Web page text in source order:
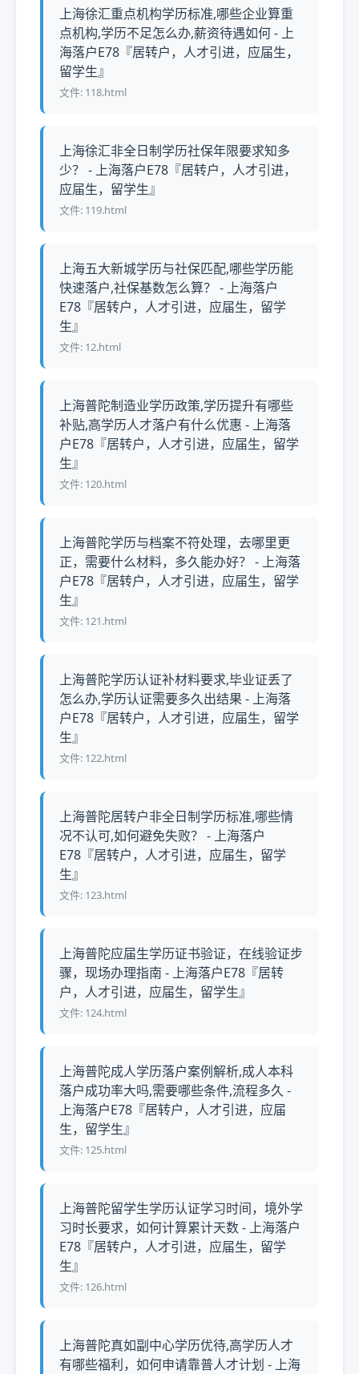
上海徐汇重点机构学历标准,哪些企业算重
点机构,学历不足怎么办,薪资待遇如何 - 上
海落户E78『居转户，人才引进，应届生，
留学生』
文件: 118.html
上海徐汇非全日制学历社保年限要求知多
少？ - 上海落户E78『居转户，人才引进，
应届生，留学生』
文件: 119.html
上海五大新城学历与社保匹配,哪些学历能
快速落户,社保基数怎么算？ - 上海落户
E78『居转户，人才引进，应届生，留学
生』
文件: 12.html
上海普陀制造业学历政策,学历提升有哪些
补贴,高学历人才落户有什么优惠 - 上海落
户E78『居转户，人才引进，应届生，留学
生』
文件: 120.html
上海普陀学历与档案不符处理，去哪里更
正，需要什么材料，多久能办好？ - 上海落
户E78『居转户，人才引进，应届生，留学
生』
文件: 121.html
上海普陀学历认证补材料要求,毕业证丢了
怎么办,学历认证需要多久出结果 - 上海落
户E78『居转户，人才引进，应届生，留学
生』
文件: 122.html
上海普陀居转户非全日制学历标准,哪些情
况不认可,如何避免失败？ - 上海落户
E78『居转户，人才引进，应届生，留学
生』
文件: 123.html
上海普陀应届生学历证书验证，在线验证步
骤，现场办理指南 - 上海落户E78『居转
户，人才引进，应届生，留学生』
文件: 124.html
上海普陀成人学历落户案例解析,成人本科
落户成功率大吗,需要哪些条件,流程多久 -
上海落户E78『居转户，人才引进，应届
生，留学生』
文件: 125.html
上海普陀留学生学历认证学习时间，境外学
习时长要求，如何计算累计天数 - 上海落户
E78『居转户，人才引进，应届生，留学
生』
文件: 126.html
上海普陀真如副中心学历优待,高学历人才
有哪些福利，如何申请靠普人才计划 - 上海